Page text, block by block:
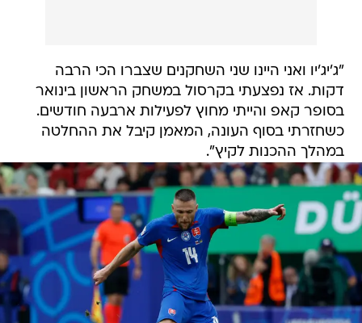
"ג'יג'יו ואני היינו שני השחקנים שצברו הכי הרבה
דקות. אז נפצעתי בקרסול במשחק הראשון בינואר
בסופר קאפ והייתי מחוץ לפעילות ארבעה חודשים.
כשחזרתי בסוף העונה, המאמן קיבל את ההחלטה
במהלך ההכנות לקיץ".